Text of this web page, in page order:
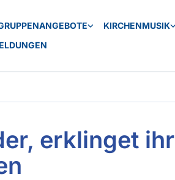
KIRCHENMUSIK
erklinget ihr